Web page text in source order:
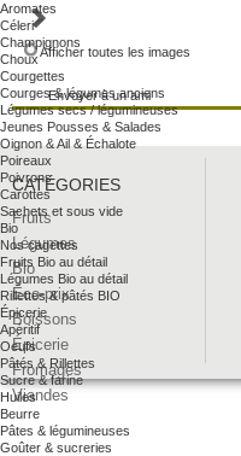
Aromates
Céleri
Champignons
Choux
Courgettes
Courges & légumes anciens
Légumes secs / légumineuses
Jeunes Pousses & Salades
Oignon & Ail & Échalote
Poireaux
Poivrons
Carottes
Sachets et sous vide
Bio
Nos cagettes
Fruits Bio au détail
Légumes Bio au détail
Rillettes & pâtés BIO
Épicerie
Apéritif
Oeufs
Pâtés & Rillettes
Sucre & farine
Huiles
Beurre
Pâtes & légumineuses
Goûter & sucreries
Afficher toutes les images
Envoyer à un ami
CATÉGORIES
Fruits
Légumes
Bio
Éco-prix
Boissons
Épicerie
Fromages
Viandes